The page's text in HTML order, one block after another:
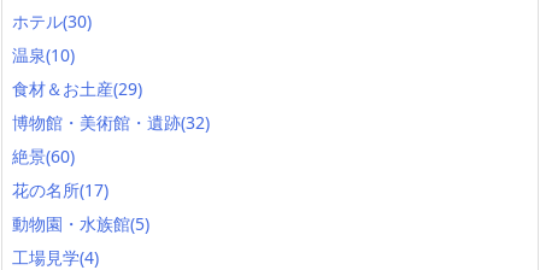
ホテル(30)
温泉(10)
食材＆お土産(29)
博物館・美術館・遺跡(32)
絶景(60)
花の名所(17)
動物園・水族館(5)
工場見学(4)